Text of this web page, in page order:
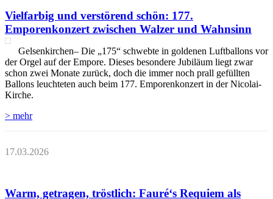
Vielfarbig und verstörend schön: 177.
Emporenkonzert zwischen Walzer und Wahnsinn
Gelsenkirchen– Die „175“ schwebte in goldenen Luftballons vor
der Orgel auf der Empore. Dieses besondere Jubiläum liegt zwar
schon zwei Monate zurück, doch die immer noch prall gefüllten
Ballons leuchteten auch beim 177. Emporenkonzert in der Nicolai-
Kirche.
> mehr
17.03.2026
Warm, getragen, tröstlich: Fauré‘s Requiem als